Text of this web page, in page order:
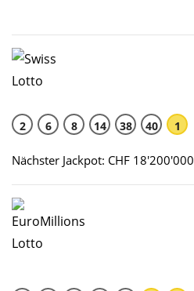
2 6 8 14 38 40 1
Nächster Jackpot: CHF 18'200'000